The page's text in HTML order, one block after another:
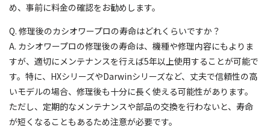
め、事前に料金の確認をお勧めします。
Q. 修理後のカシオワープロの寿命はどれくらいですか？
A. カシオワープロの修理後の寿命は、機種や修理内容にもよりま
すが、適切にメンテナンスを行えば5年以上使用することが可能で
す。特に、HXシリーズやDarwinシリーズなど、丈夫で信頼性の高
いモデルの場合、修理後も十分に長く使える可能性があります。
ただし、定期的なメンテナンスや部品の交換を行わないと、寿命
が短くなることもあるため注意が必要です。